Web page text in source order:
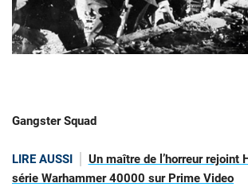
Gangster Squad
LIRE AUSSI
Un maître de l’horreur rejoint
série Warhammer 40000 sur Prime Video